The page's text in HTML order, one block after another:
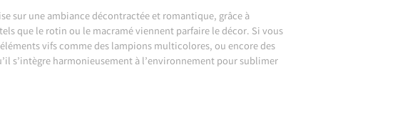
sur une ambiance décontractée et romantique, grâce à
que le rotin ou le macramé viennent parfaire le décor. Si vous
vifs comme des lampions multicolores, ou encore des
s’intègre harmonieusement à l’environnement pour sublimer